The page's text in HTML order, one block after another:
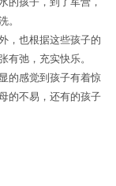
的孩子，到了军营，
。
也根据这些孩子的
有弛，充实快乐。
的感觉到孩子有着惊
的不易，还有的孩子